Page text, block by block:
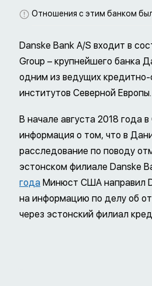
Отношения с этим банком
Danske Bank A/S входит в
Group – крупнейшего банка
одним из ведущих
институтов Северной Европы.
В начале августа 2018 года
информация о том, что в
расследование по поводу
эстонском филиале Danske
года Минюст США направил
на информацию по делу об
через эстонский филиал